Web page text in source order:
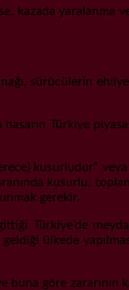
kazada yaralanma
sürücülerin
Türkiye
kusurludur“
kusurlu,
gerekir.
Türkiye’de
ülkede
göre zararının